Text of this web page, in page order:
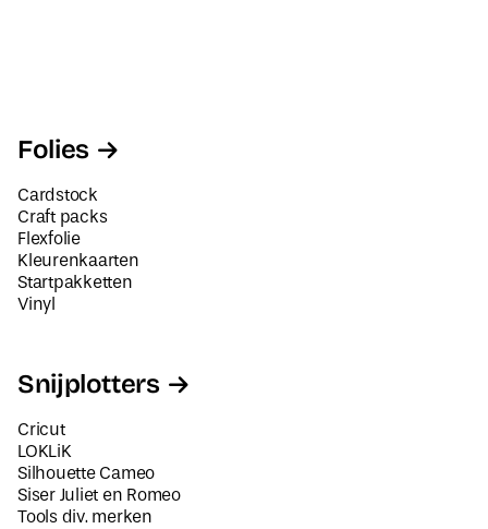
Folies
Cardstock
Craft packs
Flexfolie
Kleurenkaarten
Startpakketten
Vinyl
Snijplotters
Cricut
LOKLiK
Silhouette Cameo
Siser Juliet en Romeo
Tools div. merken